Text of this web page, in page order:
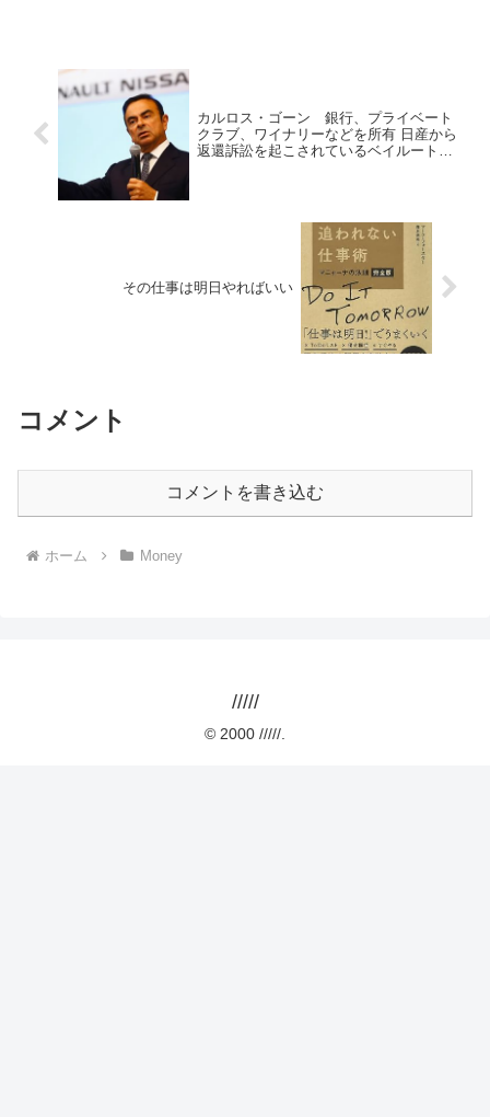
カルロス・ゴーン 銀行、プライベート
クラブ、ワイナリーなどを所有 日産から
返還訴訟を起こされているベイルートの
その仕事は明日やればいい
コメント
コメントを書き込む
ホーム Money
/////
© 2000 /////.